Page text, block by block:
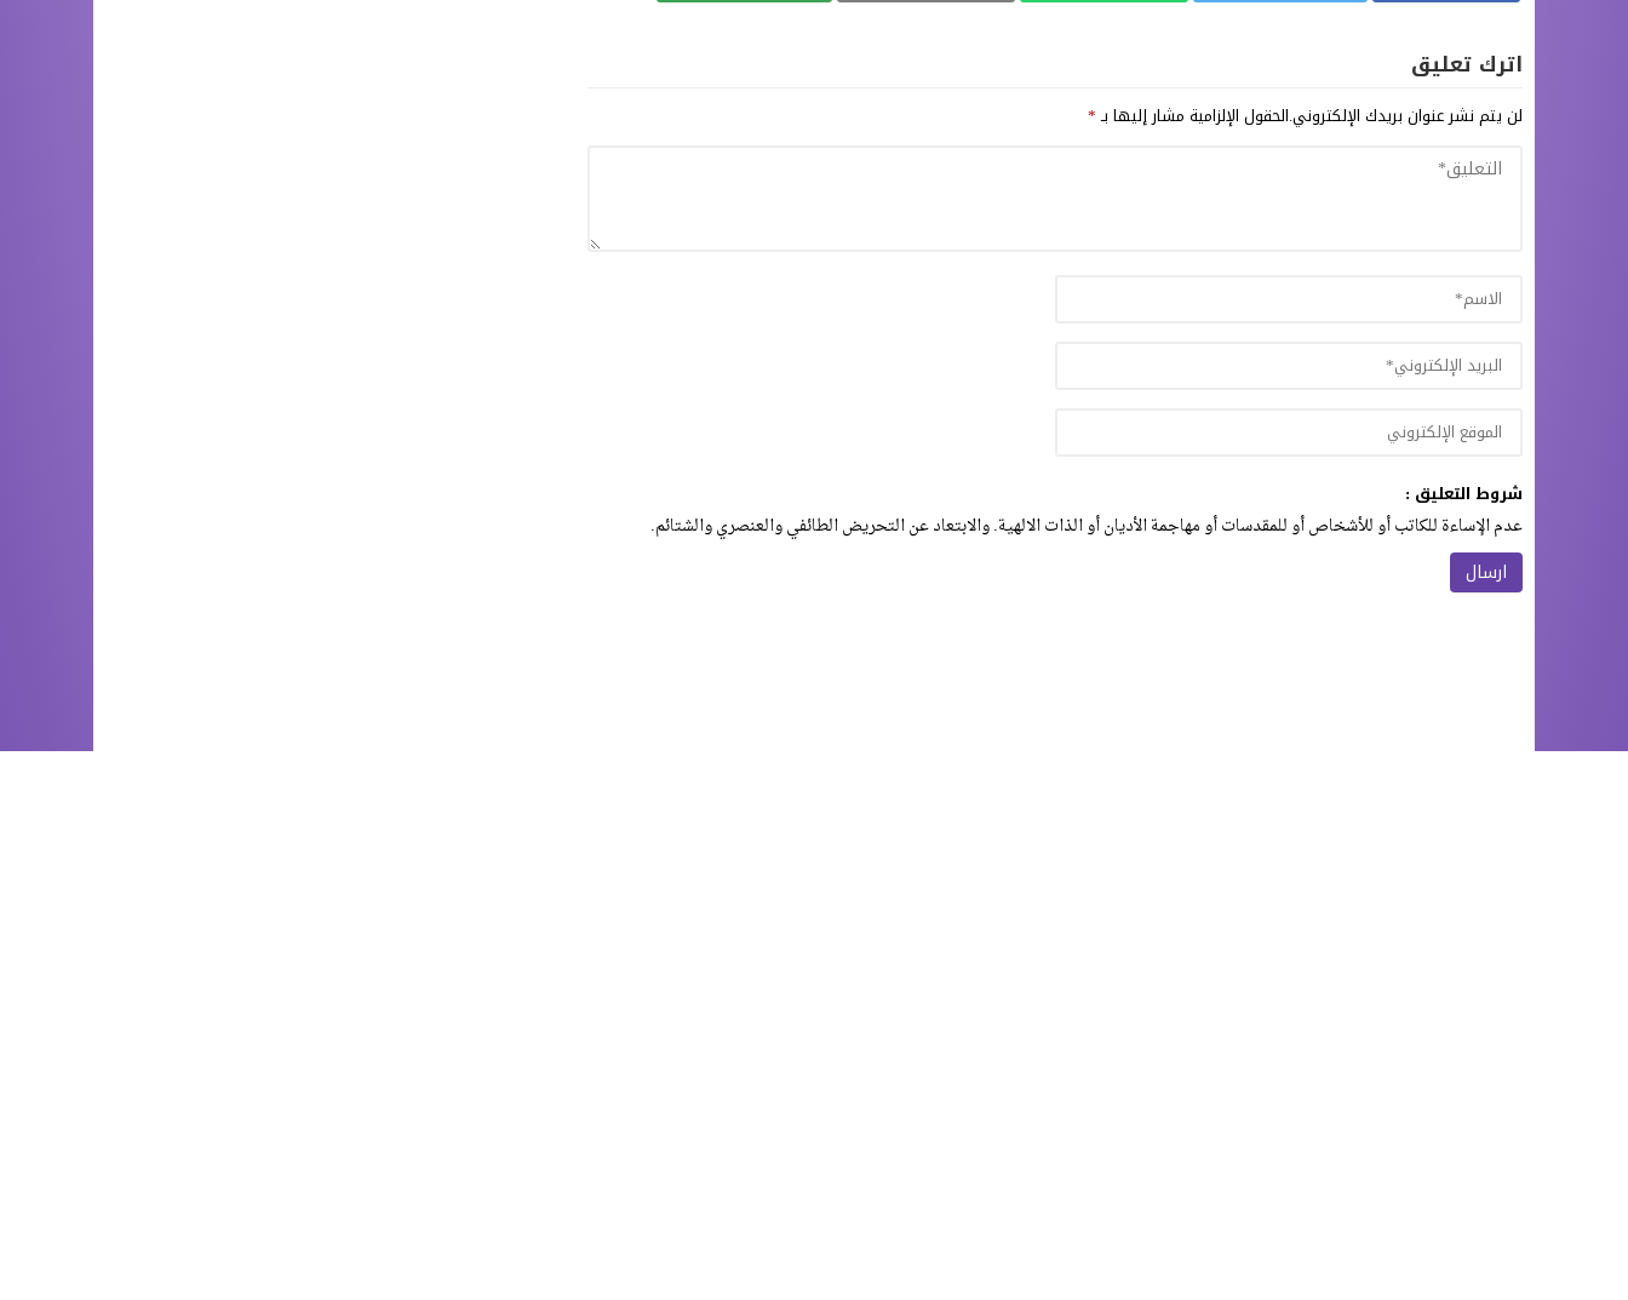
اترك تعليق
لن يتم نشر عنوان بريدك الإلكتروني.الحقول الإلزامية مشار إليها بـ*
شروط التعليق :
عدم الإساءة للكاتب أو للأشخاص أو للمقدسات أو مهاجمة الأديان أو الذات الالهية. والابتعاد عن التحريض الطائفي والعنصري والشتائم.